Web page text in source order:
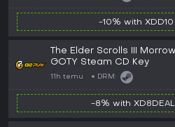
-10% with XDD10
The Elder Scrolls III
GOTY Steam CD Key
11h temu DRM:
-8% with